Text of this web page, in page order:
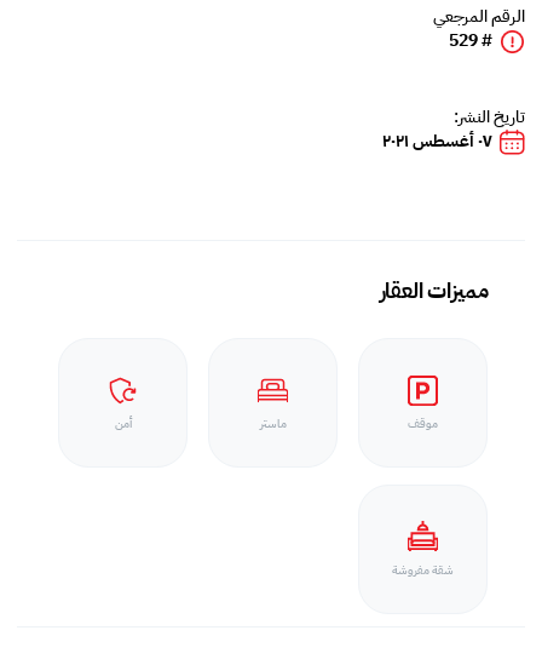
الرقم المرجعي
# 529
تاريخ النشر:
٠٧ أغسطس ٢٠٢١
مميزات العقار
موقف ماستر أمن
شقة مفروشة